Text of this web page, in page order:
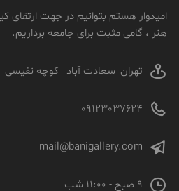
امیدوار هستم بتوانیم در جهت ارتقای
هنر ، گامی مثبت برای جامعه برداریم.
تهران_سعادت آباد_ کوچه نفیسی_ پلاک
09123037624
mail@banigallery.com
9 صبح - 11:00 شب